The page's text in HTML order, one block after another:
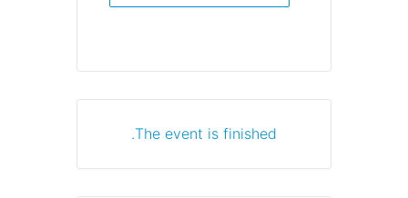
The event is finished.